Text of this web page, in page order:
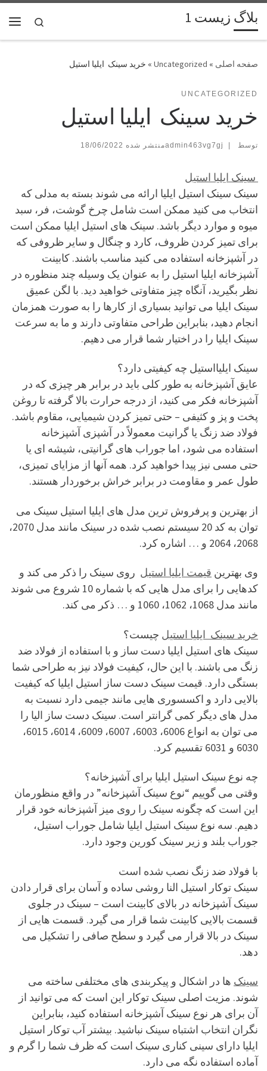
پرش به محتوا بلاگ زیست 1
Search
»
Uncategorized
» خرید سینک ایلیا استیل
UNCATEGORIZED
خرید سینک ایلیا استیل
توسط admin463vg7gj |
18/06/2022
سینک ایلیا استیل
سینک سینک استیل ایلیا ارائه می شوند بسته به مدلی که
انتخاب می کنید ممکن است شامل چرخ گوشت، فر، سبد
میوه و موارد دیگر باشد. سینک های استیل ایلیا ممکن است
برای تمیز کردن ظروف، کارد و چنگال و سایر ظروفی که
در آشپزخانه استفاده می کنید مناسب باشند. کابینت
آشپزخانه ایلیا استیل را به عنوان یک وسیله چند منظوره در
نظر بگیرید، آنگاه چیز متفاوتی خواهید دید. با لگن عمیق
سینک ایلیا می توانید بسیاری از کارها را به صورت همزمان
انجام دهید، بنابراین طراحی متفاوتی دارند و ما به سرعت
سینک ایلیا را در اختیار شما قرار می دهیم.
سینک ایلیااستیل چه کیفیتی دارد؟
عایق آشپزخانه به طور کلی باید در برابر هر چیزی که در
آشپزخانه فکر می کنید، از درجه حرارت بالا گرفته تا روغن
پخت و پز و کثیفی – حتی تمیز کردن شیمیایی، مقاوم باشد.
فولاد ضد زنگ یا گرانیت معمولاً در آشپزی آشپزخانه
استفاده می شود، اما جوراب های گرانیتی، شیشه ای یا
حتی مسی نیز پیدا خواهید کرد. همه آنها از مزایای تمیزی،
طول عمر و مقاومت در برابر خراش برخوردار هستند.
از بهترین و پرفروش ترین مدل های ایلیا استیل سینک می
توان به کد 20 سیستم نصب شده در سینک مانند مدل 2070،
2068، 2064 و … اشاره کرد.
وی بهترین قیمت ایلیا استیل روی سینک را ذکر می کند و
کدهایی را برای مدل هایی که با شماره 10 شروع می شوند
مانند مدل 1068، 1062، 1060 و … ذکر می کند.
خرید سینک ایلیا استیل چیست؟
سینک های استیل ایلیا دست ساز و با استفاده از فولاد ضد
زنگ می باشند. با این حال، کیفیت فولاد نیز به طراحی شما
بستگی دارد. قیمت سینک دست ساز استیل ایلیا که کیفیت
بالایی دارد و اکسسوری هایی مانند جیمی دارد نسبت به
مدل های دیگر کمی گرانتر است. سینک دست ساز الیا را
می توان به انواع 6006، 6003، 6007، 6009، 6014، 6015،
6030 و 6031 تقسیم کرد.
چه نوع سینک استیل ایلیا برای آشپزخانه؟
وقتی می گوییم “نوع سینک آشپزخانه” در واقع منظورمان
این است که چگونه سینک را روی میز آشپزخانه خود قرار
دهیم. سه نوع سینک استیل ایلیا شامل جوراب استیل،
جوراب بلند و زیر سینک کورین وجود دارد.
با فولاد ضد زنگ نصب شده است
سینک توکار استیل النا روشی ساده و آسان برای قرار دادن
سینک آشپزخانه در بالای کابینت است – سینک در جلوی
قسمت بالایی کابینت شما قرار می گیرد. قسمت هایی از
سینک در بالا قرار می گیرد و سطح صافی را تشکیل می
دهد.
سینک ها در اشکال و پیکربندی های مختلفی ساخته می
شوند. مزیت اصلی سینک توکار این است که می توانید از
آن برای هر نوع سینک آشپزخانه استفاده کنید، بنابراین
نگران انتخاب اشتباه سینک نباشید. بیشتر آب توکار استیل
ایلیا دارای سینی کناری سینک است که ظرف شما را گرم و
آماده استفاده نگه می دارد.